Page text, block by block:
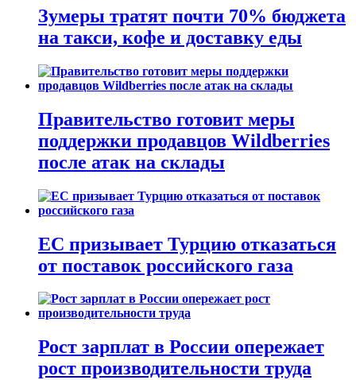
Зумеры тратят почти 70% бюджета
на такси, кофе и доставку еды
Правительство готовит меры
поддержки продавцов Wildberries
после атак на склады
ЕС призывает Турцию отказаться
от поставок российского газа
Рост зарплат в России опережает
рост производительности труда